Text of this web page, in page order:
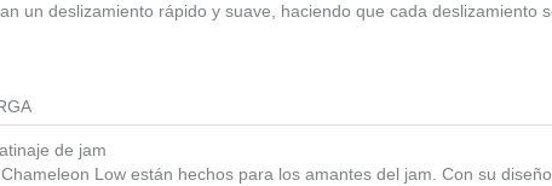
un deslizamiento rápido y suave, haciendo que cada deslizamiento
de jam
Low están hechos para los amantes del jam. Con su